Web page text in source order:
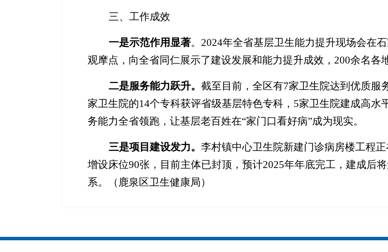
三、 工作成效
一是示范作用显著。 2024年全省基层卫生能力提升现场会在
观摩点，向全省同仁展示了建设发展和能力提升成效，200余名各
二是服务能力跃升。 截至目前，全区有7家卫生院达到优质服
家卫生院的14个专科获评省级基层特色专科， 5家卫生院建成高水
务能力全省领跑，让基层老百姓在“家门口看好病”成为现实。
三是项目建设发力。 李村镇中心卫生院新建门诊病房楼工程
增设床位90张 ，目前主体已封顶，预计2025年年底完工，建成后
系。（鹿泉区卫生健康局）